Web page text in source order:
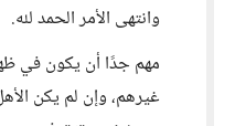
وانتهى الأمر الحمد لله.
مهم جدًا أن يكون في
غيرهم، وإن لم يكن